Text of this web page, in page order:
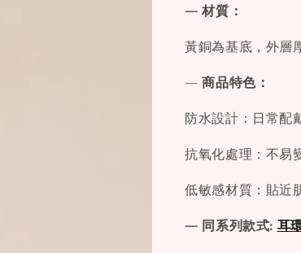
— 材質：
黃銅為基底，外層
—商品特色：
防水設計：日常配
抗氧化處理：不易
低敏感材質：貼近
— 同系列款式: 耳